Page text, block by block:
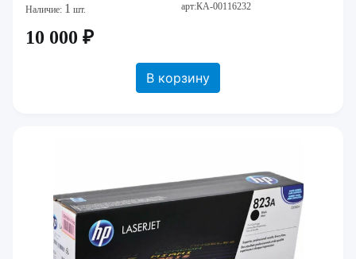
Наличие: 1 шт. арт:КА-00116232
10 000 ₽
В корзину